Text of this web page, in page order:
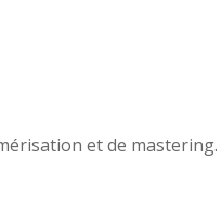
et de mastering.